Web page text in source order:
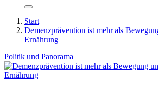
Start
Demenzprävention ist mehr als
Ernährung
Politik und Panorama